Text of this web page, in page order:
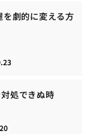
劇的に変える方
処できぬ時